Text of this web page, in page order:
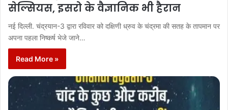
सेल्सियस, इसरो के वैज्ञानिक भी हैरान
नई दिल्ली. चंद्रयान-3 द्वारा रविवार को दक्षिणी ध्रुव के चंद्रमा की सतह के तापमान पर
अपना पहला निष्कर्ष भेजे जाने…
Read More »